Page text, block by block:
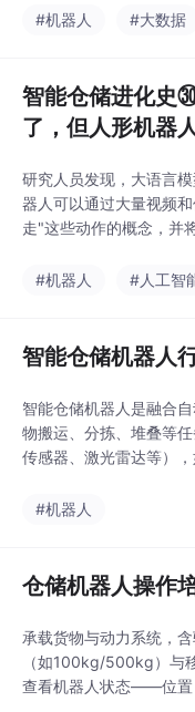
让机器人车队效率提升
#机器人 #大数据
智能仓储进化史
了，但人形机器
研究人员发现，大语言
器人可以通过大量视频
走"这些动作的概念，并
体，通过本体感知控制
#机器人 #人工智
智能仓储机器人
智能仓储机器人是融合
物搬运、分拣、堆叠等
传感器、激光雷达等）
5%（2023年）→ 目标
#机器人
仓储机器人操作
承载货物与动力系统，
（如100kg/500kg）与
查看机器人状态——位置